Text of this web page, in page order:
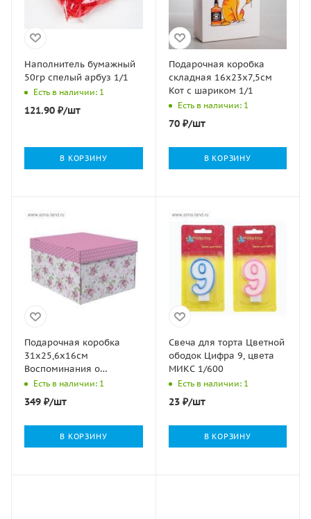
Наполнитель бумажный
50гр спелый арбуз 1/1
Есть в наличии: 1
121.90 ₽/шт
В КОРЗИНУ
Подарочная коробка
складная 16х23х7,5см
Кот с шариком 1/1
Есть в наличии: 1
70₽/шт
В КОРЗИНУ
Подарочная коробка
31х25,6х16см
Воспоминания о
чудесном 1/1
Есть в наличии: 1
349 ₽/шт
В КОРЗИНУ
Свеча для торта Цветной
ободок Цифра 9, цвета
МИКС 1/600
Есть в наличии: 1
23₽/шт
В КОРЗИНУ